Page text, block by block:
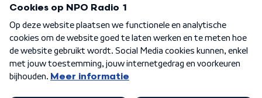
Algemene voorwaarden